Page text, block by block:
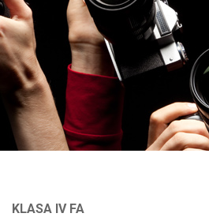
KLASA IV FA